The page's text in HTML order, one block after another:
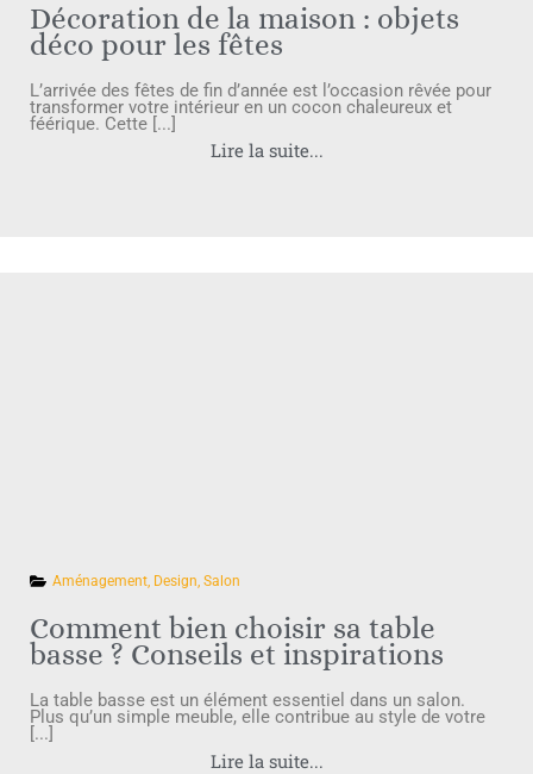
Décoration de la maison : objets
déco pour les fêtes
L’arrivée des fêtes de fin d’année est l’occasion rêvée pour
transformer votre intérieur en un cocon chaleureux et
féérique. Cette [...]
Lire la suite...
Aménagement, Design, Salon
Comment bien choisir sa table
basse ? Conseils et inspirations
La table basse est un élément essentiel dans un salon.
Plus qu’un simple meuble, elle contribue au style de votre
[...]
Lire la suite...